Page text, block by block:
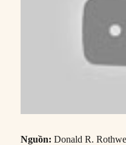
Nguồn:Donald R.